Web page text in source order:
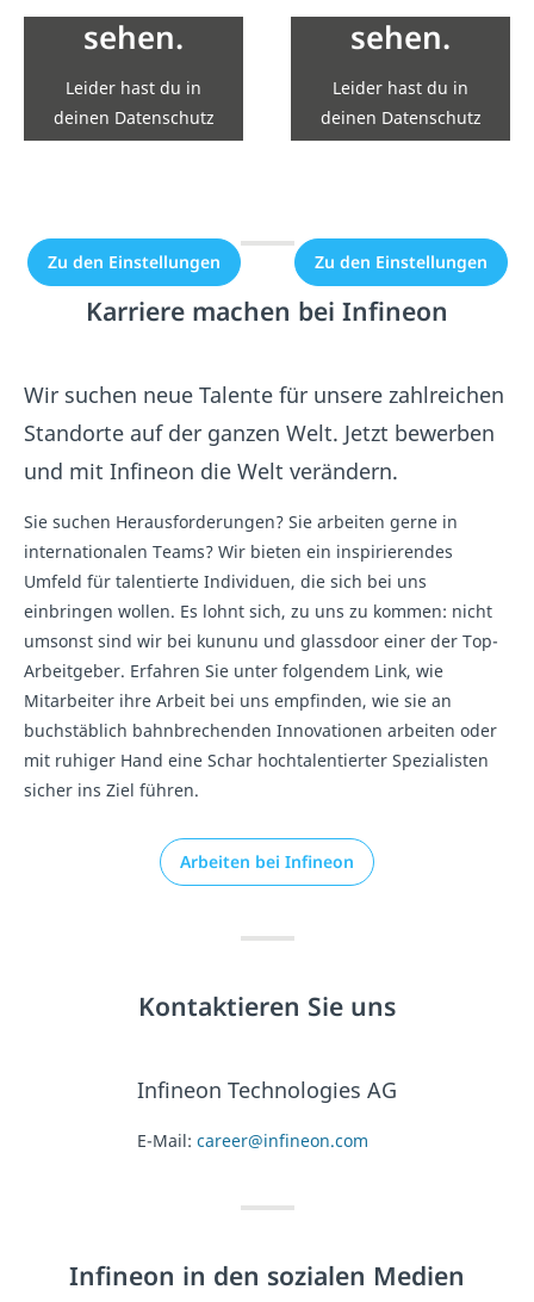
erlaubt.
Zu den Einstellungen
erlaubt.
Zu den Einstellungen
sehen.
Leider hast du in
deinen Datenschutz
Einstellungen die
Zu den Einstellungen
sehen.
Leider hast du in
deinen Datenschutz
Einstellungen die
Zu den Einstellungen
Karriere machen bei Infineon
Wir suchen neue Talente für unsere zahlreichen
Standorte auf der ganzen Welt. Jetzt bewerben
und mit Infineon die Welt verändern.
Sie suchen Herausforderungen? Sie arbeiten gerne in
internationalen Teams? Wir bieten ein inspirierendes
Umfeld für talentierte Individuen, die sich bei uns
einbringen wollen. Es lohnt sich, zu uns zu kommen: nicht
umsonst sind wir bei kununu und glassdoor einer der Top-
Arbeitgeber. Erfahren Sie unter folgendem Link, wie
Mitarbeiter ihre Arbeit bei uns empfinden, wie sie an
buchstäblich bahnbrechenden Innovationen arbeiten oder
mit ruhiger Hand eine Schar hochtalentierter Spezialisten
sicher ins Ziel führen.
Arbeiten bei Infineon
Kontaktieren Sie uns
Infineon Technologies AG
E-Mail: career@infineon.com
Infineon in den sozialen Medien